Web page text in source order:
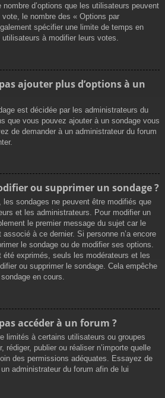
nombre d’options que les utilisateurs peuvent
le nombre des « Options par
spécifier une limite de temps en
à modifier leurs votes.
ajouter plus d’options à un
est décidée par les administrateurs du
que vous pouvez ajouter à un sondage vous
de demander à un administrateur du forum
ou supprimer un sondage ?
sondages ne peuvent être modifiés que
et les administrateurs. Pour modifier un
le premier message du sujet car le
à ce dernier. Si personne n’a encore
le sondage ou de modifier ses options.
exprimés, seuls les modérateurs et les
ou supprimer le sondage. Cela empêche
en cours.
accéder à un forum ?
limités à certains utilisateurs ou groupes
rédiger, publier ou réaliser n’importe quelle
des permissions adéquates. Essayez de
administrateur du forum afin de lui